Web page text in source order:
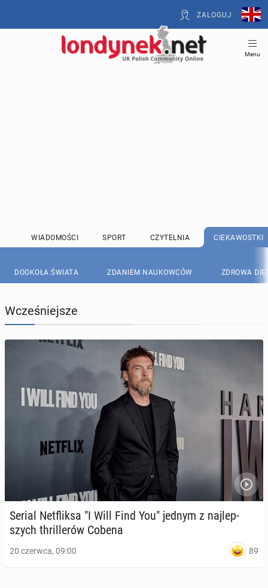
ZALOGUJ
Menu
WIADOMOŚCI SPORT CZYTELNIA CIEKAWOSTKI
DOOKOŁA ŚWIATA ZDANIEM NAUKOWCÓW ZDROWA
Wcześniejsze
Serial Net­flik­sa "I Will Find You" jednym z naj­lep­
szych thril­le­rów Cobena
20 czerwca, 09:00 89